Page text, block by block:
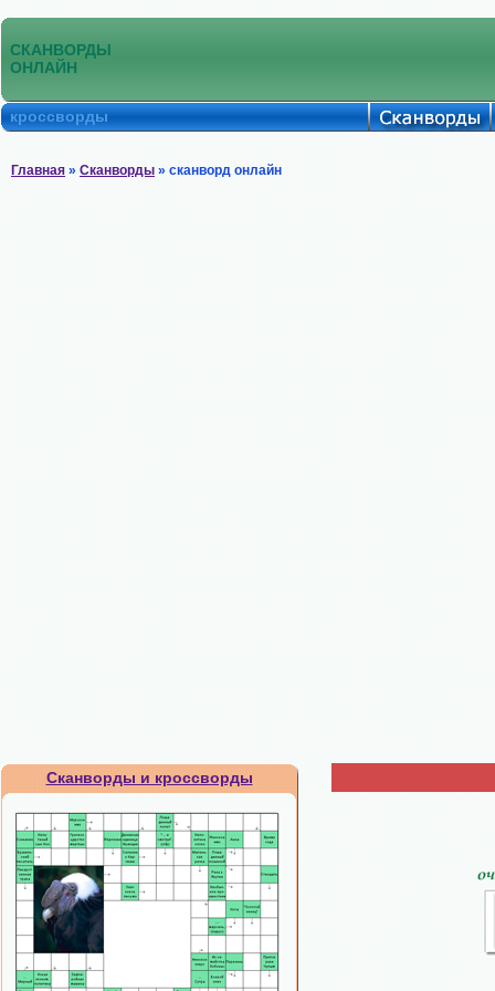
СКАНВОРДЫ
ОНЛАЙН
кроссворды
Главная » Сканворды » сканворд онлайн
Сканворды и кроссворды